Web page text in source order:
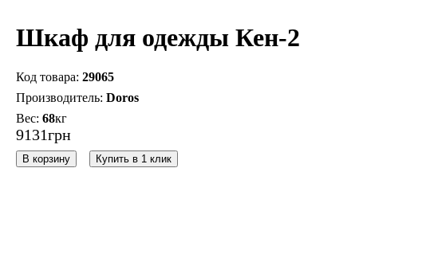
Шкаф для одежды Кен-2
29065
Doros
68кг
9131грн
В корзину Купить в 1 клик